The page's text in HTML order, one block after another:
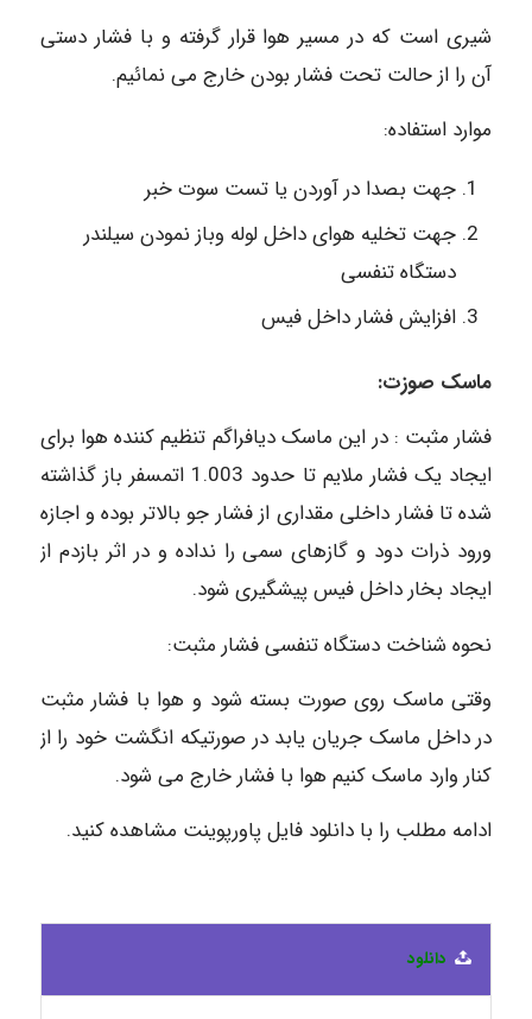
شیری است که در مسیر هوا قرار گرفته و با فشار دستی
آن را از حالت تحت فشار بودن خارج می نمائیم.
موارد استفاده:
جهت بصدا در آوردن یا تست سوت خبر
جهت تخلیه هوای داخل لوله وباز نمودن سیلندر
دستگاه تنفسی
افزایش فشار داخل فیس
ماسک صوزت:
فشار مثبت : در این ماسک دیافراگم تنظیم کننده هوا برای
ایجاد یک فشار ملایم تا حدود 1.003 اتمسفر باز گذاشته
شده تا فشار داخلی مقداری از فشار جو بالاتر بوده و اجازه
ورود ذرات دود و گازهای سمی را نداده و در اثر بازدم از
ایجاد بخار داخل فیس پیشگیری شود.
نحوه شناخت دستگاه تنفسی فشار مثبت:
وقتی ماسک روی صورت بسته شود و هوا با فشار مثبت
در داخل ماسک جریان یابد در صورتیکه انگشت خود را از
کنار وارد ماسک کنیم هوا با فشار خارج می شود.
ادامه مطلب را با دانلود فایل پاورپوینت مشاهده کنید.
دانلود